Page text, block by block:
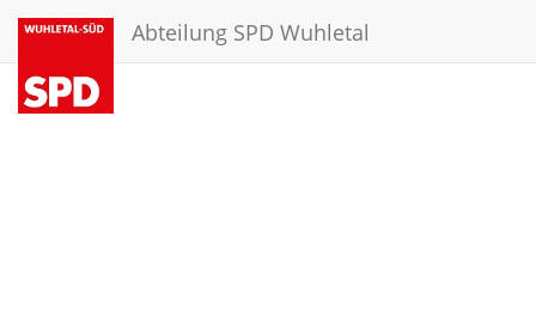
Abteilung SPD Wuhletal